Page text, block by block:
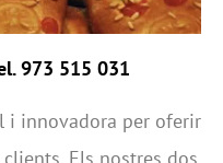
973 515 031
i innovadora per oferir